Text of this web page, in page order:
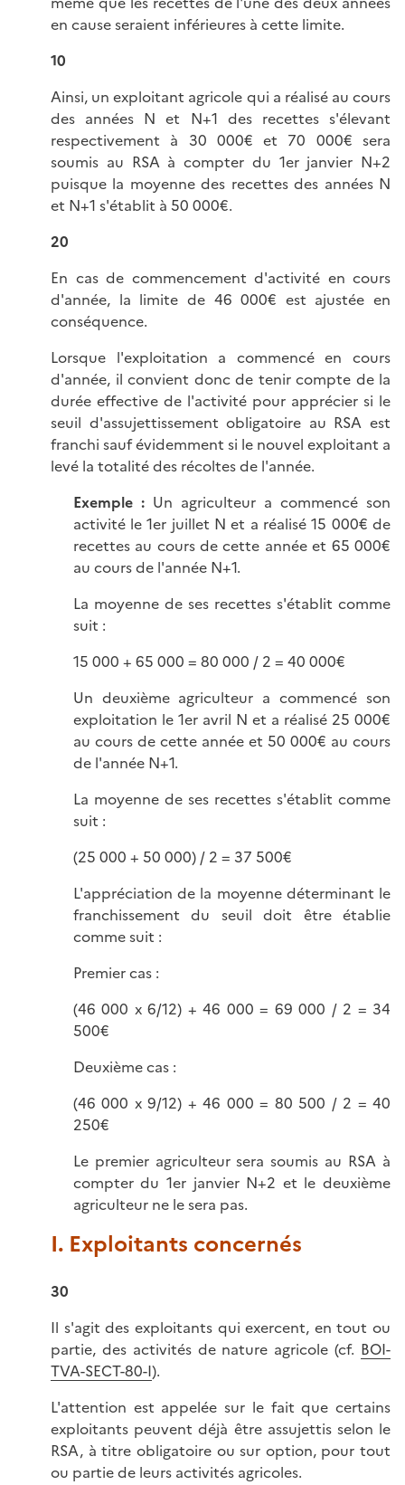
en cause seraient inférieures à cette limite.
10
Ainsi, un exploitant agricole qui a réalisé au cours
des années N et N+1 des recettes s'élevant
respectivement à 30 000€ et 70 000€ sera
soumis au RSA à compter du 1er janvier N+2
puisque la moyenne des recettes des années N
et N+1 s'établit à 50 000€.
20
En cas de commencement d'activité en cours
d'année, la limite de 46 000€ est ajustée en
conséquence.
Lorsque l'exploitation a commencé en cours
d'année, il convient donc de tenir compte de la
durée effective de l'activité pour apprécier si le
seuil d'assujettissement obligatoire au RSA est
franchi sauf évidemment si le nouvel exploitant a
levé la totalité des récoltes de l'année.
Exemple : Un agriculteur a commencé son
activité le 1er juillet N et a réalisé 15 000€ de
recettes au cours de cette année et 65 000€
au cours de l'année N+1.
La moyenne de ses recettes s'établit comme
suit :
15 000 + 65 000 = 80 000 / 2 = 40 000€
Un deuxième agriculteur a commencé son
exploitation le 1er avril N et a réalisé 25 000€
au cours de cette année et 50 000€ au cours
de l'année N+1.
La moyenne de ses recettes s'établit comme
suit :
(25 000 + 50 000) / 2 = 37 500€
L'appréciation de la moyenne déterminant le
franchissement du seuil doit être établie
comme suit :
Premier cas :
(46 000 x 6/12) + 46 000 = 69 000 / 2 = 34
500€
Deuxième cas :
(46 000 x 9/12) + 46 000 = 80 500 / 2 = 40
250€
Le premier agriculteur sera soumis au RSA à
compter du 1er janvier N+2 et le deuxième
agriculteur ne le sera pas.
I. Exploitants concernés
30
Il s'agit des exploitants qui exercent, en tout ou
partie, des activités de nature agricole (cf. BOI-
TVA-SECT-80-I).
L'attention est appelée sur le fait que certains
exploitants peuvent déjà être assujettis selon le
RSA, à titre obligatoire ou sur option, pour tout
ou partie de leurs activités agricoles.